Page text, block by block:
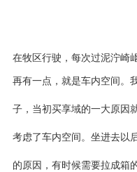
在牧区行驶，每次过泥泞崎
再有一点，就是车内空间。
子，当初买享域的一大原因
考虑了车内空间。坐进去以
的原因，有时候需要拉成箱